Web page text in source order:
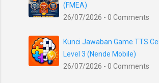
(FMEA)
26/07/2026 - 0 Comments
Kunci Jawaban Game TTS
Level 3 (Nende Mobile)
26/07/2026 - 0 Comments